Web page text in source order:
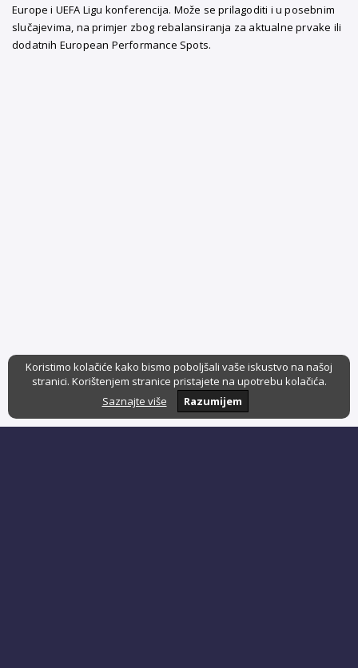
Europe i UEFA Ligu konferencija. Može se prilagoditi i u posebnim
slučajevima, na primjer zbog rebalansiranja za aktualne prvake ili
dodatnih European Performance Spots.
Koristimo kolačiće kako bismo poboljšali vaše iskustvo na našoj
stranici. Korištenjem stranice pristajete na upotrebu kolačića.
Saznajte više
Razumijem